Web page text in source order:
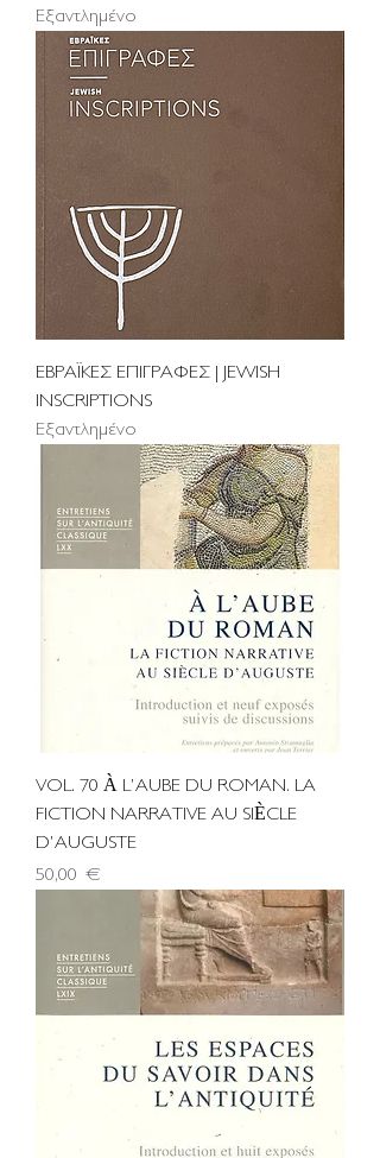
Εξαντλημένο
ΕΒΡΑΪΚΕΣ ΕΠΙΓΡΑΦΕΣ | JEWISH
INSCRIPTIONS
Εξαντλημένο
VOL. 70 À L’AUBE DU ROMAN. LA
FICTION NARRATIVE AU SIÈCLE
D’AUGUSTE
Τιμή
50,00 €